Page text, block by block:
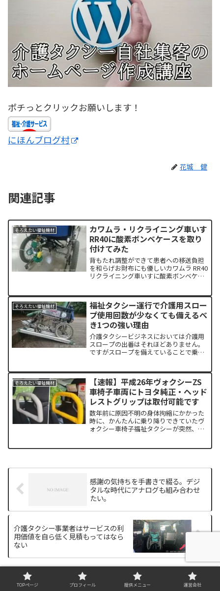
ポチっとクリックお願いします！
にほんブログ村
花城 健
関連記事
そろえたい福祉機材
カワムラ・リクライニング車いす
RR40に酸素ボンベケースを取り
付けてみた
背もたれ調整ができて患者への移送負担
を和らげお財布にも優しいカワムラ RR40
リクライニング車いすに酸素ボンベケー
そろえたい福祉機材
福祉タクシー運行で介護用スロー
プ使用回数が少なくても備えるべ
き1つの強い理由
介護タクシービジネスにおいては介護用
スロープの出番はそれほどありません。
ですがスロープを備えていることで乗客
を任せたいとケアマネ/相談員に認めても
らえます。
そろえたい福祉機材
【速報】平成26年ヴォクシーZS
車椅子車両にトヨタ純正・ヘッド
レストグリップは取付可能です
数年前に原因不明の身体拘縮にかかった
時に、かんたんに乗り降りできていたヴ
ォクシー車椅子福祉タクシーが突然、
(高齢者/片麻痺/リウマチ)は我慢しながら
感謝の気持ちを手書きで綴る。デジ
タルな時代にアナログも組み合わせ
たい。
介護タクシー事業者はサービスの利
用価値を自ら低く見積もってはなら
ない
ホーム そろえたい福祉機材
介護タクシー車内へ
100V正弦波インバーターを取り付けてみた。
TOPページ プロフィール 提供メニュー 運営会社